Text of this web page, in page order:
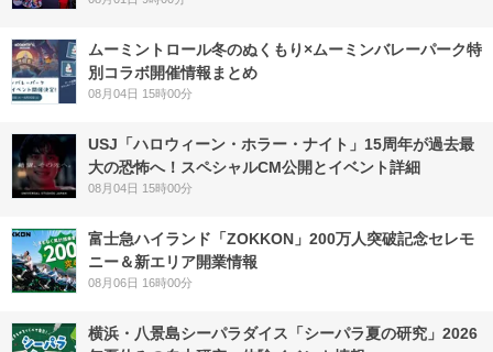
ムーミントロール冬のぬくもり×ムーミンバレーパーク特
別コラボ開催情報まとめ
08月04日 15時00分
USJ「ハロウィーン・ホラー・ナイト」15周年が過去最
大の恐怖へ！スペシャルCM公開とイベント詳細
08月04日 15時00分
富士急ハイランド「ZOKKON」200万人突破記念セレモ
ニー＆新エリア開業情報
08月06日 16時00分
横浜・八景島シーパラダイス「シーパラ夏の研究」2026